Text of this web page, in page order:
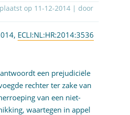
195 | Geplaatst op 11-12-2014| door
ECLI:NL:HR:2014:3536
een prejudiciële
rechter ter zake van
van een niet-
waartegen in appel